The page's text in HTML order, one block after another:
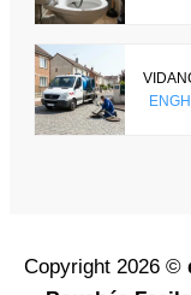
Copyright 2026 ©